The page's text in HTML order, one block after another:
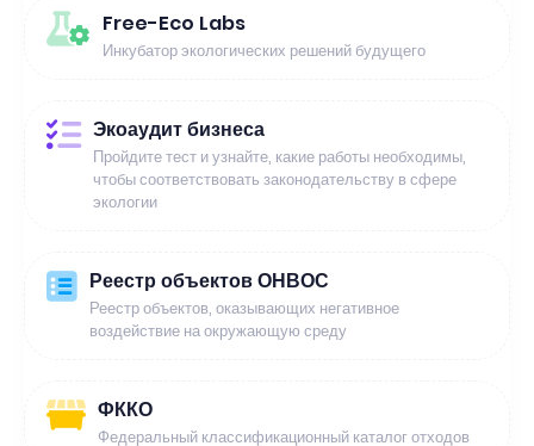
Free-Eco Labs
Инкубатор экологических решений будущего
Экоаудит бизнеса
Пройдите тест и узнайте, какие работы необходимы,
чтобы соответствовать законодательству в сфере
экологии
Реестр объектов ОНВОС
Реестр объектов, оказывающих негативное
воздействие на окружающую среду
ФККО
Федеральный классификационный каталог отходов